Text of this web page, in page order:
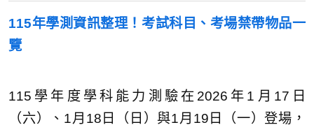
115年學測資訊整理！考試科目、考場禁帶物品一
覽
115學年度學科能力測驗在2026年1月17日
（六）、1月18日（日）與1月19日（一）登場，